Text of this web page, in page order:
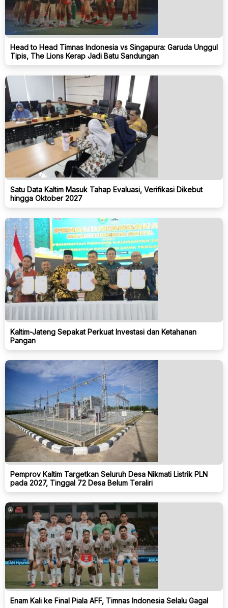
Head to Head Timnas Indonesia vs Singapura: Garuda Unggul
Tipis, The Lions Kerap Jadi Batu Sandungan
Satu Data Kaltim Masuk Tahap Evaluasi, Verifikasi Dikebut
hingga Oktober 2027
Kaltim-Jateng Sepakat Perkuat Investasi dan Ketahanan
Pangan
Pemprov Kaltim Targetkan Seluruh Desa Nikmati Listrik PLN
pada 2027, Tinggal 72 Desa Belum Teraliri
Enam Kali ke Final Piala AFF, Timnas Indonesia Selalu Gagal